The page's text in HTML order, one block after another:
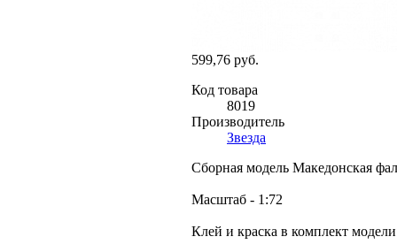
599,76 руб.
Код товара
8019
Производитель
Звезда
Сборная модель Македонская
Масштаб - 1:72
Клей и краска в комплект